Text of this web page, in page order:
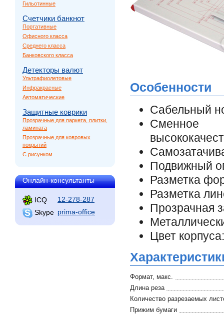
Гильотинные
Счетчики банкнот
Портативные
Офисного класса
Среднего класса
Банковского класса
Детекторы валют
Ультрафиолетовые
Инфракрасные
Автоматические
Защитные коврики
Прозрачные для паркета, плитки,
ламината
Прозрачные для ковровых
покрытий
С рисунком
Онлайн-консультанты
ICQ
12-278-287
Skype prima-office
Особенности
Сабельный
Подвижный
Разметка
Разметка
Прозрачная
Цвет
Формат, макс.
Длина реза
Количество разрезаемых
Прижим бумаги